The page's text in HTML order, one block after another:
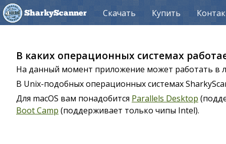
SharkyScanner Скачать Купить
В каких операционных системах
На данный момент приложение может работать в
В Unix-подобных операционных системах
Для macOS вам понадобится Parallels Desktop
Boot Camp (поддерживает только чипы Intel).